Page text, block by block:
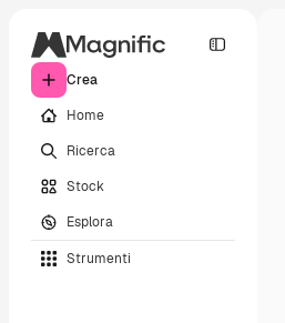
Crea
Home
Ricerca
Stock
Esplora
Strumenti